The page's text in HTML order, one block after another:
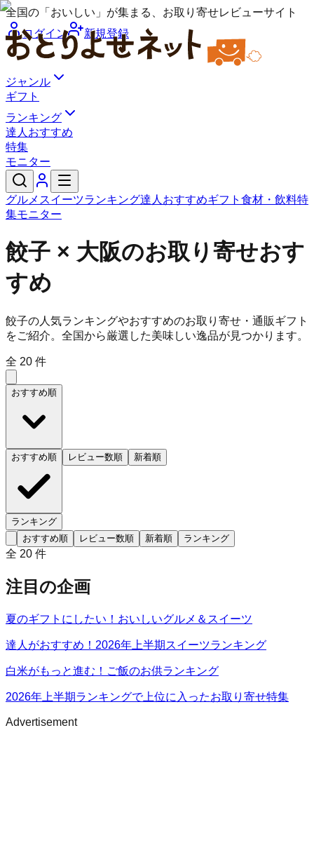
全国の「おいしい」が集まる、お取り寄せレビューサイト
ログイン
新規登録
ジャンル
ギフト
ランキング
達人おすすめ
特集
モニター
グルメ スイーツランキング達人おすすめギフト 食材・飲料特
集モニター
餃子 × 大阪のお取り寄せおす
すめ
餃子の人気ランキングやおすすめのお取り寄せ・通販ギフト
をご紹介。全国から厳選した美味しい逸品が見つかります。
全 20 件
おすすめ順
おすすめ順 レビュー数順 新着順
ランキング
おすすめ順
レビュー数順 新着順 ランキング
全 20 件
注目の企画
夏のギフトにしたい！おいしいグルメ＆スイーツ
達人がおすすめ！2026年上半期スイーツランキング
白米がもっと進む！ご飯のお供ランキング
2026年上半期ランキングで上位に入ったお取り寄せ特集
Advertisement